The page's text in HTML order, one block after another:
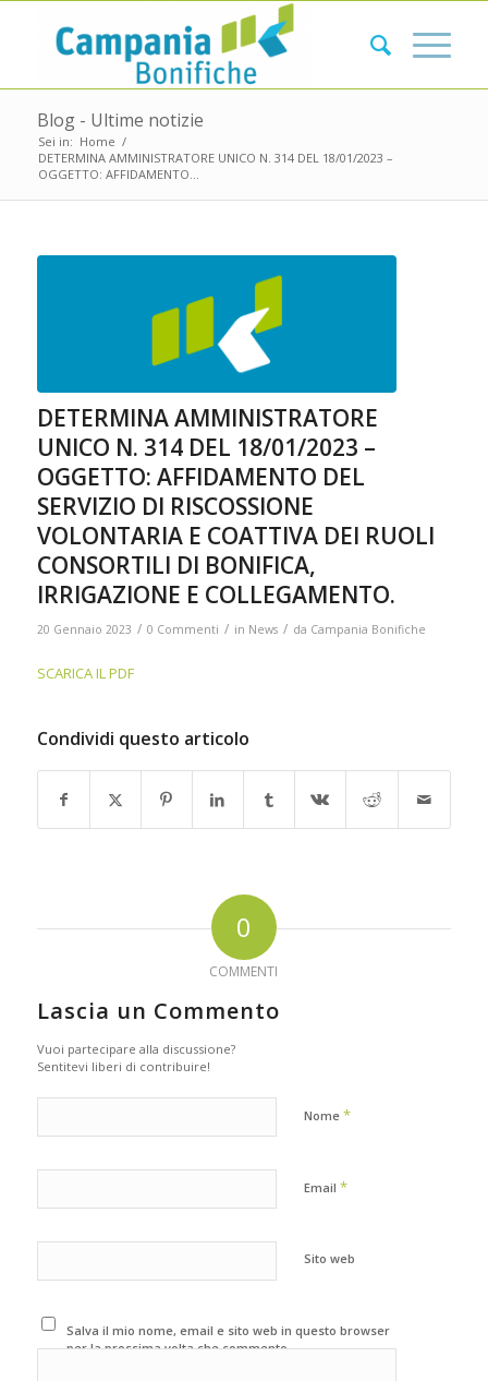
Blog - Ultime notizie
Sei in: Home /
DETERMINA AMMINISTRATORE UNICO N. 314 DEL 18/01/2023 –
OGGETTO: AFFIDAMENTO...
DETERMINA AMMINISTRATORE
UNICO N. 314 DEL 18/01/2023 –
OGGETTO: AFFIDAMENTO DEL
SERVIZIO DI RISCOSSIONE
VOLONTARIA E COATTIVA DEI RUOLI
CONSORTILI DI BONIFICA,
IRRIGAZIONE E COLLEGAMENTO.
20 Gennaio 2023 / 0 Commenti / in News / da Campania Bonifiche
SCARICA IL PDF
Condividi questo articolo
0
COMMENTI
Lascia un Commento
Vuoi partecipare alla discussione?
Sentitevi liberi di contribuire!
Nome *
Email *
Sito web
Salva il mio nome, email e sito web in questo browser
per la prossima volta che commento.